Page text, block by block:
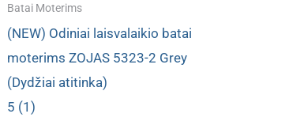
Batai Moterims
(NEW) Odiniai laisvalaikio batai
moterims ZOJAS 5323-2 Grey
(Dydžiai atitinka)
5 (1)